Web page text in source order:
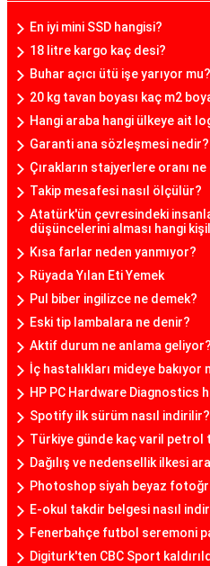
En iyi mini SSD hangisi?
18 litre kargo kaç desi?
Buhar açıcı ütü işe yarıyor mu?
20 kg tavan boyası kaç m2
Hangi araba hangi ülkeye ait
Garanti ana sözleşmesi nedir?
Çırakların stajyerlere oranı ne
Takip mesafesi nasıl ölçülür?
Atatürk'ün çevresindeki
düşüncelerini alması hangi
Kısa farlar neden yanmıyor?
Rüyada Yılan Eti Yemek
Pul biber ingilizce ne demek?
Eski tip lambalara ne denir?
Aktif durum ne anlama geliyor?
İç hastalıkları mideye bakıyor
HP PC Hardware Diagnostics
Spotify ilk sürüm nasıl indirilir?
Türkiye günde kaç varil petrol
Dağılış ve nedensellik ilkesi
Photoshop siyah beyaz
E-okul takdir belgesi nasıl
Fenerbahçe futbol seremoni
Digiturk'ten CBC Sport